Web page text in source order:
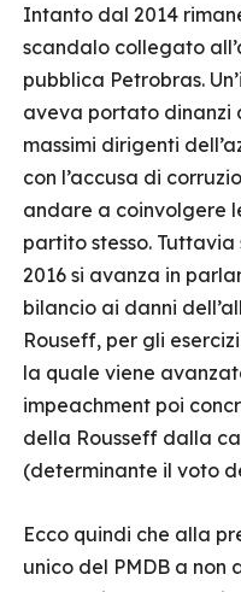
Intanto dal 2014
scandalo collegato
pubblica Petrobras.
aveva portato dinanzi
massimi dirigenti
con l’accusa di
andare a coinvolgere
partito stesso.
2016 si avanza in
bilancio ai danni
Rouseff, per gli
la quale viene
impeachment poi
della Rousseff dalla
(determinante il voto
Ecco quindi che alla
unico del PMDB a